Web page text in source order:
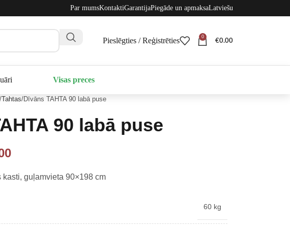
Par mumsKontaktiGarantijaPiegāde un apmaksaLatviešu
Pieslēgties / Reģistrēties 0
€0.00
Visas preces
Tahtas Dīvāns TAHTA 90 labā puse
90 labā puse
kasti, guļamvieta 90×198 cm
60 kg